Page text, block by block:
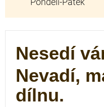
Nesedí
Nevadí,
dílnu.